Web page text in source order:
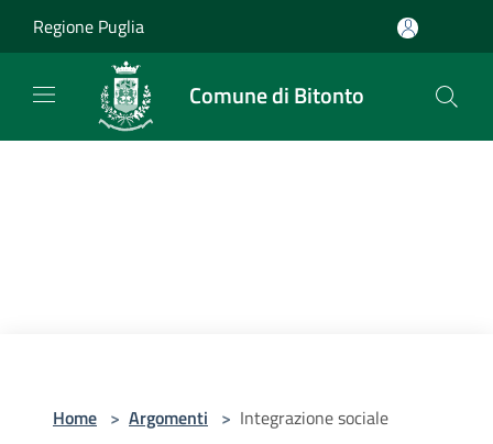
Regione Puglia
Comune di Bitonto
Home > Argomenti > Integrazione sociale